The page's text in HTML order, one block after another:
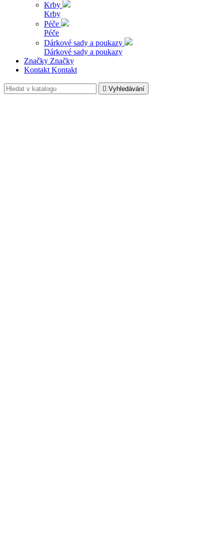
Krby
Krby
Péče
Péče
Dárkové sady a poukazy
Dárkové sady a poukazy
Značky Značky
Kontakt Kontakt
 Vyhledávání